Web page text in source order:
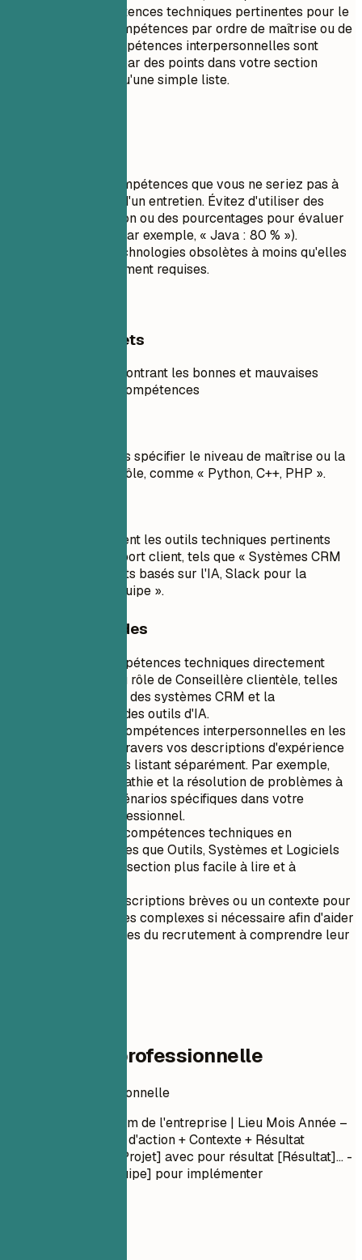
vous sur les compétences techniques pertinentes pour le
poste. Listez les compétences par ordre de maîtrise ou de
pertinence. Les compétences interpersonnelles sont
mieux démontrées par des points dans votre section
expérience plutôt qu'une simple liste.
Ne listez pas de compétences que vous ne seriez pas à
l'aise d'utiliser lors d'un entretien. Évitez d'utiliser des
barres de progression ou des pourcentages pour évaluer
vos compétences (par exemple, « Java : 80 % »).
N'incluez pas de technologies obsolètes à moins qu'elles
ne soient spécifiquement requises.
Exemples concrets
Exemple pratique montrant les bonnes et mauvaises
pratiques pour les compétences
Langues listées sans spécifier le niveau de maîtrise ou la
pertinence pour le rôle, comme « Python, C++, PHP ».
Indiquez explicitement les outils techniques pertinents
utilisés dans le support client, tels que « Systèmes CRM
(Salesforce), chatbots basés sur l'IA, Slack pour la
communication d'équipe ».
Conseils rapides
Listez les compétences techniques directement
applicables au rôle de Conseillère clientèle, telles
que la maîtrise des systèmes CRM et la
connaissance des outils d'IA.
Priorisez les compétences interpersonnelles en les
démontrant à travers vos descriptions d'expérience
plutôt qu'en les listant séparément. Par exemple,
montrez l'empathie et la résolution de problèmes à
travers des scénarios spécifiques dans votre
historique professionnel.
Organisez les compétences techniques en
catégories telles que Outils, Systèmes et Logiciels
pour rendre la section plus facile à lire et à
Incluez des descriptions brèves ou un contexte pour
les technologies complexes si nécessaire afin d'aider
les responsables du recrutement à comprendre leur
Expérience professionnelle
Expérience professionnelle
| Nom de l'entreprise | Lieu Mois Année –
- Verbe d'action + Contexte + Résultat
(quantifié) - Dirigé [Projet] avec pour résultat [Résultat]... -
Collaboré avec [Équipe] pour implémenter